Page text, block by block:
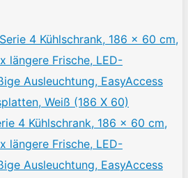
4 Kühlschrank, 186 x 60 cm,
längere Frische, LED-
Ausleuchtung, EasyAccess